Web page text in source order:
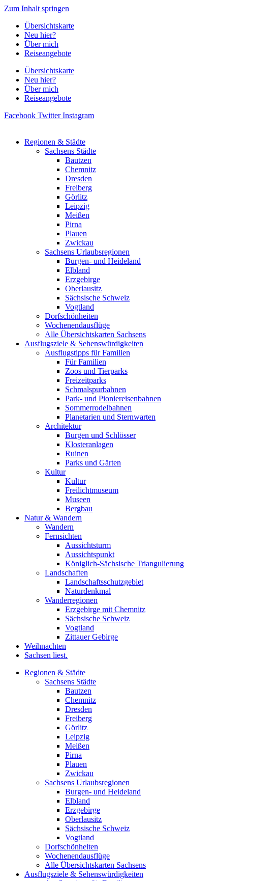
Zum Inhalt springen
Übersichtskarte
Neu hier?
Über mich
Reiseangebote
Übersichtskarte
Neu hier?
Über mich
Reiseangebote
Facebook Twitter Instagram
Regionen & Städte
Sachsens Städte
Bautzen
Chemnitz
Dresden
Freiberg
Görlitz
Leipzig
Meißen
Pirna
Plauen
Zwickau
Sachsens Urlaubsregionen
Burgen- und Heideland
Elbland
Erzgebirge
Oberlausitz
Sächsische Schweiz
Vogtland
Dorfschönheiten
Wochenendausflüge
Alle Übersichtskarten Sachsens
Ausflugsziele & Sehenswürdigkeiten
Ausflugstipps für Familien
Für Familien
Zoos und Tierparks
Freizeitparks
Schmalspurbahnen
Park- und Pioniereisenbahnen
Sommerrodelbahnen
Planetarien und Sternwarten
Architektur
Burgen und Schlösser
Klosteranlagen
Ruinen
Parks und Gärten
Kultur
Kultur
Freilichtmuseum
Museen
Bergbau
Natur & Wandern
Wandern
Fernsichten
Aussichtsturm
Aussichtspunkt
Königlich-Sächsische Triangulierung
Landschaften
Landschaftsschutzgebiet
Naturdenkmal
Wanderregionen
Erzgebirge mit Chemnitz
Sächsische Schweiz
Vogtland
Zittauer Gebirge
Weihnachten
Sachsen liest.
Regionen & Städte
Sachsens Städte
Bautzen
Chemnitz
Dresden
Freiberg
Görlitz
Leipzig
Meißen
Pirna
Plauen
Zwickau
Sachsens Urlaubsregionen
Burgen- und Heideland
Elbland
Erzgebirge
Oberlausitz
Sächsische Schweiz
Vogtland
Dorfschönheiten
Wochenendausflüge
Alle Übersichtskarten Sachsens
Ausflugsziele & Sehenswürdigkeiten